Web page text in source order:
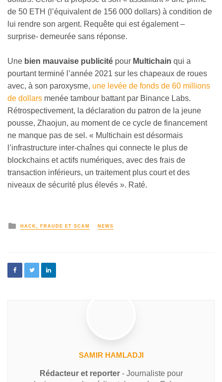
de 50 ETH (l’équivalent de 156 000 dollars) à condition de
lui rendre son argent. Requête qui est également –
surprise- demeurée sans réponse.
Une bien mauvaise publicité pour Multichain qui a
pourtant terminé l’année 2021 sur les chapeaux de roues
avec, à son paroxysme, une levée de fonds de 60 millions
de dollars menée tambour battant par Binance Labs.
Rétrospectivement, la déclaration du patron de la jeune
pousse, Zhaojun, au moment de ce cycle de financement
ne manque pas de sel. « Multichain est désormais
l’infrastructure inter-chaînes qui connecte le plus de
blockchains et actifs numériques, avec des frais de
transaction inférieurs, un traitement plus court et des
niveaux de sécurité plus élevés ». Raté.
HACK, FRAUDE ET SCAM NEWS
SAMIR HAMLADJI
Rédacteur et reporter- Journaliste pour